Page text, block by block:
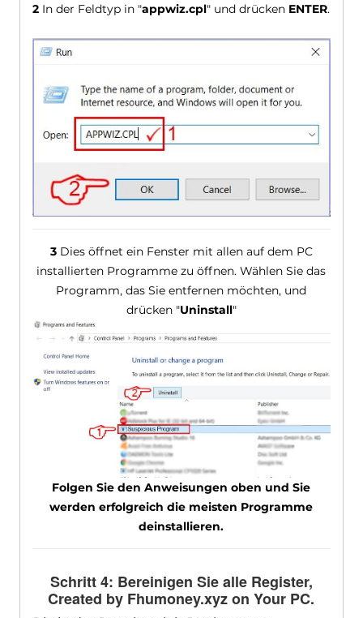
2 In der Feldtyp in "appwiz.cpl" und drücken ENTER.
3Dies öffnet ein Fenster mit allen auf dem PC
installierten Programme zu öffnen. Wählen Sie das
Programm, das Sie entfernen möchten, und
drücken "Uninstall"
Folgen Sie den Anweisungen oben und Sie
werden erfolgreich die meisten Programme
deinstallieren.
Schritt 4: Bereinigen Sie alle Register,
Created by Fhumoney.xyz on Your PC.